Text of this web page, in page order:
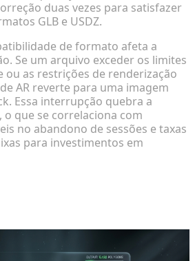
duas vezes para satisfazer
GLB e USDZ.
de formato afeta a
Se um arquivo exceder os limites
ou as restrições de renderização
AR reverte para uma imagem
Essa interrupção quebra a
o que se correlaciona com
no abandono de sessões e taxas
para investimentos em